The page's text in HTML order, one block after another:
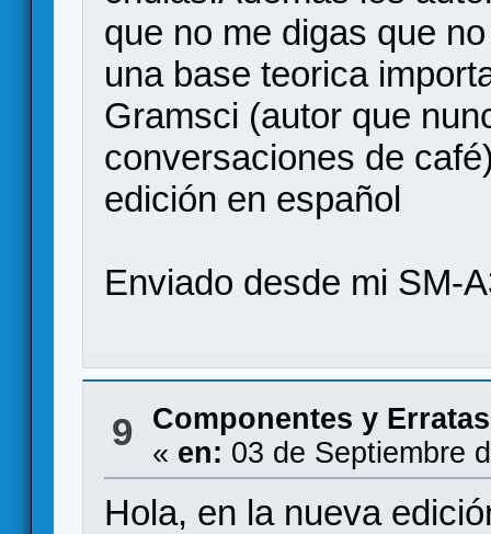
que no me digas que
una base teorica
Gramsci (autor que
conversaciones de
edición en español
Enviado desde mi SM-
9 Componentes y Erratas
« en: 03 de Septiembre
Hola, en la nueva